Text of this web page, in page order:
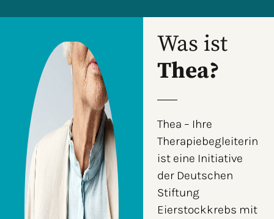
Was ist
Thea?
Thea – Ihre
Therapiebegleiterin
ist eine Initiative
der Deutschen
Stiftung
Eierstockkrebs mit